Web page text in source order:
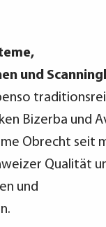
und
Bizerba und
Obrecht seit
Qualität
und